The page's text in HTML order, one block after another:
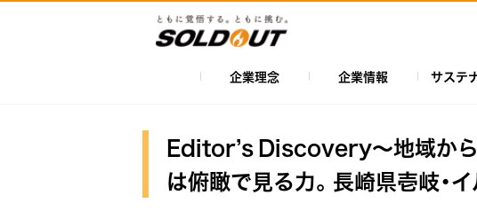
ン
ナ
ビ
企業理念 企業情報 サステ
Editor’s Discovery～地域から
は俯瞰で見る力。長崎県壱岐・